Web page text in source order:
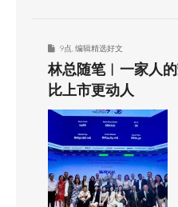
9点 编辑精选好文
林总随笔︱一家人的
比上市更动人